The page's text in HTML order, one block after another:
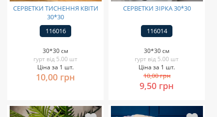
СЕРВЕТКИ ТИСНЕННЯ КВІТИ
30*30
116016
30*30 см
гурт від 5.00 шт
Ціна за 1 шт.
10,00 грн
CEPВЕТКИ ЗІРКА 30*30
116014
30*30 см
гурт від 5.00 шт
Ціна за 1 шт.
10,00 грн
9,50 грн